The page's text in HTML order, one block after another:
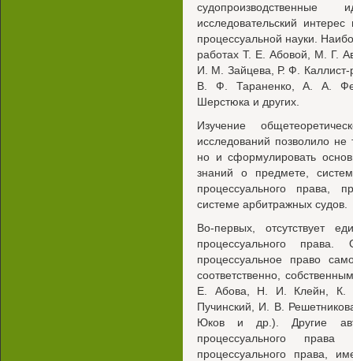
исследовательский
процессуальной науки.
работах Т. Е. Абовой, М. Г.
И. М. Зайцева, Р. Ф.
В. Ф. Тараненко, А. А.
Шерстюка и других.
Изучение
исследований позволило не
но и сформулировать
знаний о предмете,
процессуального права,
системе арбитражных судов.
Во-первых, отсутствует
процессуального
процессуальное право
соответственно,
Е. Абова, Н. И. Клейн, К.
Пучинский, И. В.
Юков и др.). Другие
процессуального
процессуального права,